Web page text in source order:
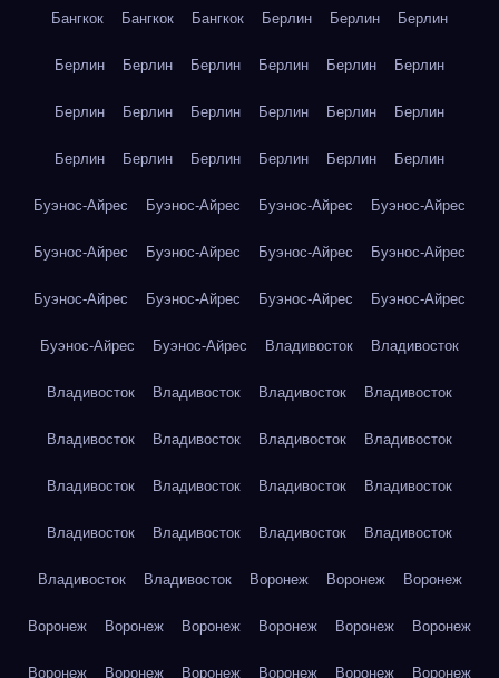
Бангкок Бангкок Бангкок Берлин Берлин Берлин
Берлин Берлин Берлин Берлин Берлин Берлин
Берлин Берлин Берлин Берлин Берлин Берлин
Берлин Берлин Берлин Берлин Берлин Берлин
Буэнос-Айрес Буэнос-Айрес Буэнос-Айрес Буэнос-Айрес
Буэнос-Айрес Буэнос-Айрес Буэнос-Айрес Буэнос-Айрес
Буэнос-Айрес Буэнос-Айрес Буэнос-Айрес Буэнос-Айрес
Буэнос-Айрес Буэнос-Айрес Владивосток Владивосток
Владивосток Владивосток Владивосток Владивосток
Владивосток Владивосток Владивосток Владивосток
Владивосток Владивосток Владивосток Владивосток
Владивосток Владивосток Владивосток Владивосток
Владивосток Владивосток Воронеж Воронеж Воронеж
Воронеж Воронеж Воронеж Воронеж Воронеж Воронеж
Воронеж Воронеж Воронеж Воронеж Воронеж Воронеж